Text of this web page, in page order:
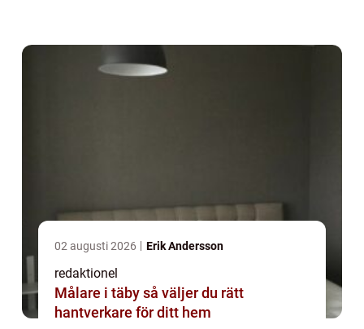
brunbjörnen locka...
02 augusti 2026 Erik Andersson
redaktionel
Målare i täby så väljer du rätt
hantverkare för ditt hem